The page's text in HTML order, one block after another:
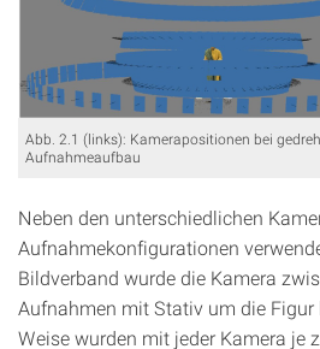
Abb. 2.1 (links): Kamerapositionen bei
Aufnahmeaufbau
Neben den unterschiedlichen
Aufnahmekonfigurationen
Bildverband wurde die Kamera
Aufnahmen mit Stativ um die Figur
Weise wurden mit jeder Kamera je